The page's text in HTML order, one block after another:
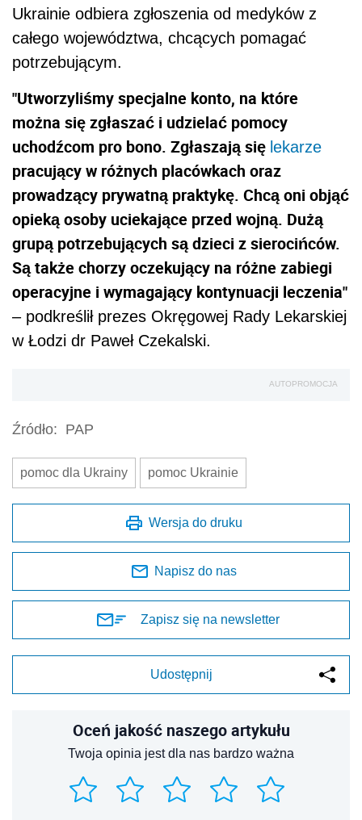
Ukrainie odbiera zgłoszenia od medyków z
całego województwa, chcących pomagać
potrzebującym.
"Utworzyliśmy specjalne konto, na które
można się zgłaszać i udzielać pomocy
uchodźcom pro bono. Zgłaszają się lekarze
pracujący w różnych placówkach oraz
prowadzący prywatną praktykę. Chcą oni objąć
opieką osoby uciekające przed wojną. Dużą
grupą potrzebujących są dzieci z sierocińców.
Są także chorzy oczekujący na różne zabiegi
operacyjne i wymagający kontynuacji leczenia"
– podkreślił prezes Okręgowej Rady Lekarskiej
w Łodzi dr Paweł Czekalski.
AUTOPROMOCJA
Źródło: PAP
pomoc dla Ukrainy pomoc Ukrainie
Wersja do druku
Napisz do nas
Zapisz się na newsletter
Udostępnij
Oceń jakość naszego artykułu
Twoja opinia jest dla nas bardzo ważna